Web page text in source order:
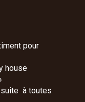
pour
house
suite à toutes